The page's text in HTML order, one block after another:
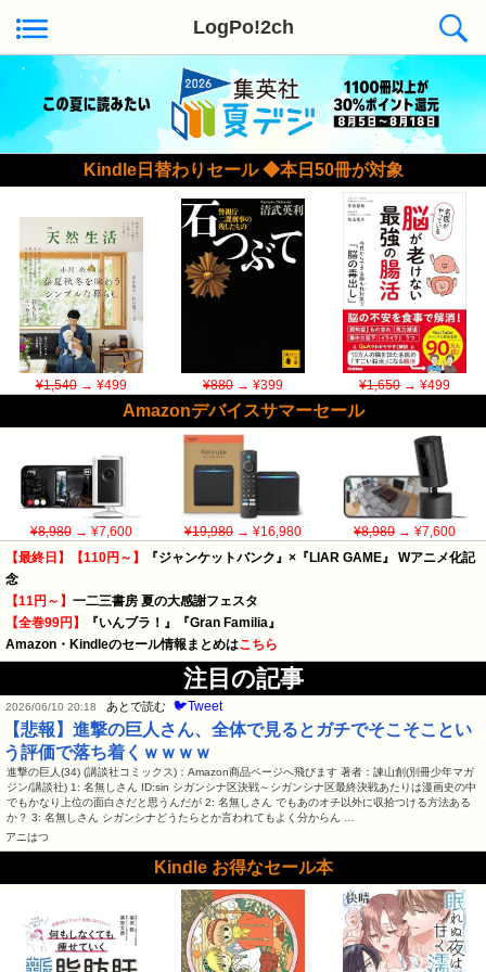
LogPo!2ch
Kindle日替わりセール ◆本日50冊が対象
¥1,540→ ¥499 ¥880→ ¥399 ¥1,650→ ¥499
Amazonデバイスサマーセール
¥8,980→ ¥7,600 ¥19,980→ ¥16,980 ¥8,980→ ¥7,600
【最終日】【110円～】
『ジャンケットバンク』×『LIAR GAME』 Wアニメ化記
念
【11円～】 一二三書房 夏の大感謝フェスタ
【全巻99円】
『いんブラ！』『Gran Familia』
Amazon・Kindleのセール情報まとめはこちら
注目の記事
2026/06/10 20:18 あとで読む 🐦Tweet
【悲報】進撃の巨人さん、全体で見るとガチでそこそことい
う評価で落ち着くｗｗｗｗ
進撃の巨人(34) (講談社コミックス)：Amazon商品ページへ飛びます 著者：諫山創(別冊少年マガ
ジン/講談社) 1: 名無しさん ID:sin シガンシナ区決戦～シガンシナ区最終決戦あたりは漫画史の中
でもかなり上位の面白さだと思うんだが 2: 名無しさん でもあのオチ以外に収拾つける方法ある
か？ 3: 名無しさん シガンシナどうたらとか言われてもよく分からん …
アニはつ
Kindle お得なセール本